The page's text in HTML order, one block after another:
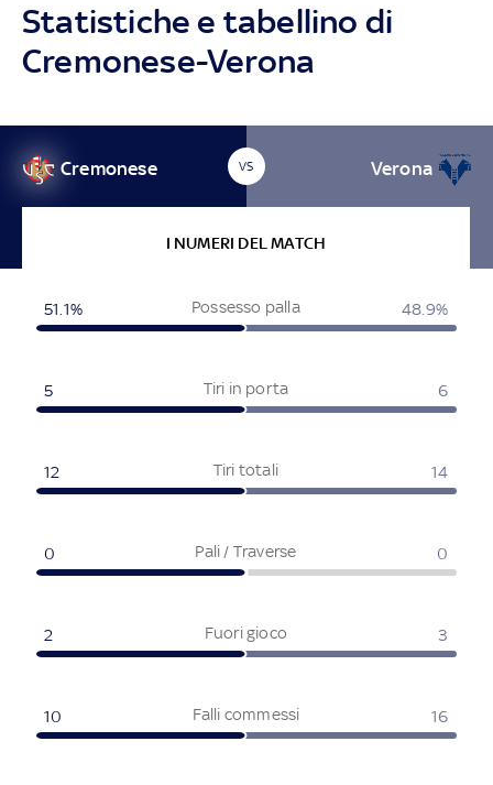
Statistiche e tabellino di
Cremonese-Verona
Cremonese VS Verona
I NUMERI DEL MATCH
Possesso palla
51.1% 48.9%
Tiri in porta
5 6
Tiri totali
12 14
Pali / Traverse
0 0
Fuori gioco
2 3
Falli commessi
10 16